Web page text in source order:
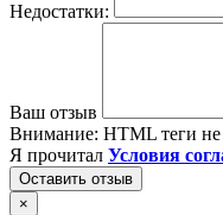
Недостатки:
Ваш отзыв
Внимание: HTML теги
Я прочитал Условия
Оставить отзыв
×